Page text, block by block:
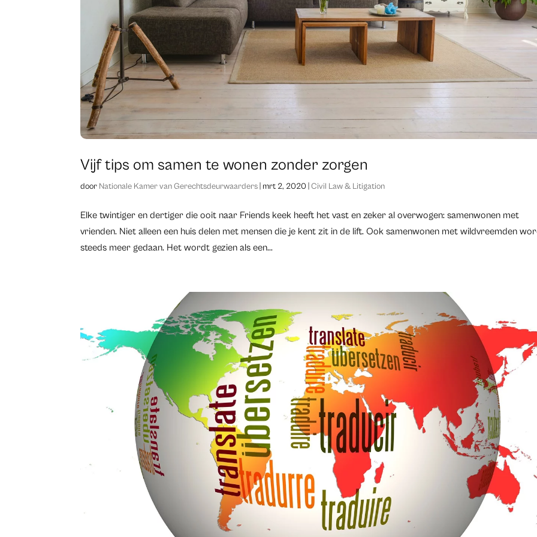
Vijf tips om samen te wonen zonder zorgen
door Nationale Kamer van Gerechtsdeurwaarders mrt 2, 2020 |Civil Law & Litigation
Elke twintiger en dertiger die ooit naar Friends keek heeft het vast en zeker al overwogen: samenwonen met
vrienden. Niet alleen een huis delen met mensen die je kent zit in de lift. Ook samenwonen met wildvreemden
steeds meer gedaan. Het wordt gezien als een...